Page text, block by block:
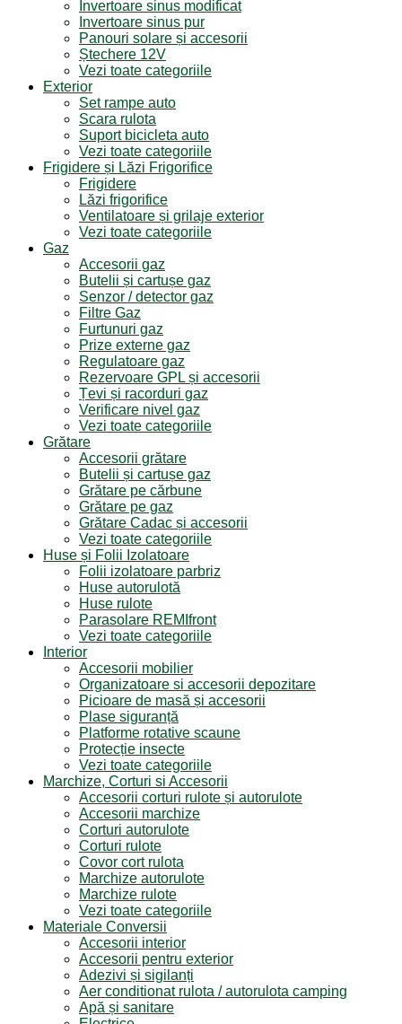
Invertoare sinus modificat
Invertoare sinus pur
Panouri solare și accesorii
Ștechere 12V
Vezi toate categoriile
Exterior
Set rampe auto
Scara rulota
Suport bicicleta auto
Vezi toate categoriile
Frigidere și Lăzi Frigorifice
Frigidere
Lăzi frigorifice
Ventilatoare și grilaje exterior
Vezi toate categoriile
Gaz
Accesorii gaz
Butelii și cartușe gaz
Senzor / detector gaz
Filtre Gaz
Furtunuri gaz
Prize externe gaz
Regulatoare gaz
Rezervoare GPL și accesorii
Țevi și racorduri gaz
Verificare nivel gaz
Vezi toate categoriile
Grătare
Accesorii grătare
Butelii și cartușe gaz
Grătare pe cărbune
Grătare pe gaz
Grătare Cadac și accesorii
Vezi toate categoriile
Huse și Folii Izolatoare
Folii izolatoare parbriz
Huse autorulotă
Huse rulote
Parasolare REMIfront
Vezi toate categoriile
Interior
Accesorii mobilier
Organizatoare si accesorii depozitare
Picioare de masă și accesorii
Plase siguranță
Platforme rotative scaune
Protecție insecte
Vezi toate categoriile
Marchize, Corturi si Accesorii
Accesorii corturi rulote și autorulote
Accesorii marchize
Corturi autorulote
Corturi rulote
Covor cort rulota
Marchize autorulote
Marchize rulote
Vezi toate categoriile
Materiale Conversii
Accesorii interior
Accesorii pentru exterior
Adezivi și sigilanți
Aer conditionat rulota / autorulota camping
Apă și sanitare